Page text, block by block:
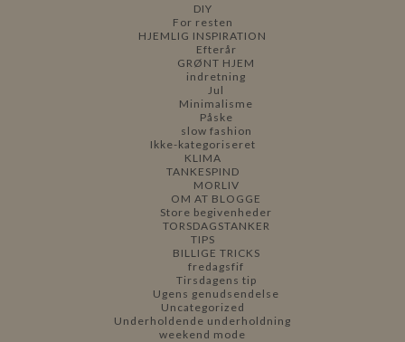
DIY
For resten
HJEMLIG INSPIRATION
Efterår
GRØNT HJEM
indretning
Jul
Minimalisme
Påske
slow fashion
Ikke-kategoriseret
KLIMA
TANKESPIND
MORLIV
OM AT BLOGGE
Store begivenheder
TORSDAGSTANKER
TIPS
BILLIGE TRICKS
fredagsfif
Tirsdagens tip
Ugens genudsendelse
Uncategorized
Underholdende underholdning
weekend mode